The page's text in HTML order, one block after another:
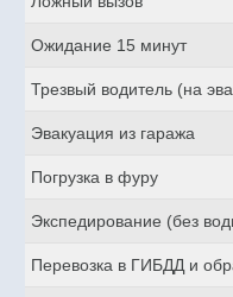
Ожидание 15 минут
Трезвый водитель (на
Эвакуация из гаража
Погрузка в фуру
Экспедирование (без
Перевозка в ГИБДД и